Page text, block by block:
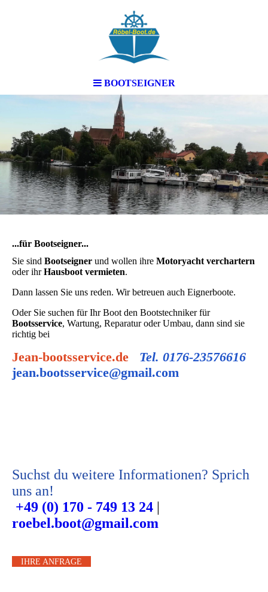
BOOTSEIGNER
...für Bootseigner...
Sie sind Bootseigner und wollen ihre Motoryacht verchartern
oder ihrHausboot vermieten.
Dann lassen Sie uns reden. Wir betreuen auch Eignerboote.
Oder Sie suchen für Ihr Boot den Bootstechniker für
Bootsservice, Wartung, Reparatur oder Umbau, dann sind sie
richtig bei
Jean-bootsservice.de
Tel. 0176-23576616
jean.bootsservice@gmail.com
Suchst du weitere Informationen? Sprich
uns an!
+49 (0) 170 - 749 13 24
roebel.boot@gmail.com
IHRE ANFRAGE